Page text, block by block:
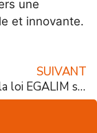
une
et innovante.
SUIVANT
Impact de la loi EGALIM sur la restauration collective : étude de cas 2024